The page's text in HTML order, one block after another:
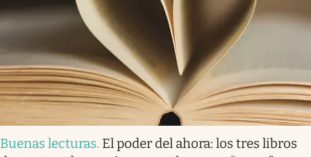
Buenas lecturas. El poder del ahora: los tres libros